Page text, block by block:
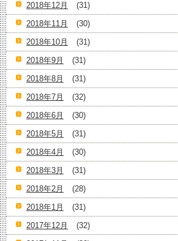
2018年12月
(31)
2018年11月
(30)
2018年10月
(31)
2018年9月
(31)
2018年8月
(31)
2018年7月
(32)
2018年6月
(30)
2018年5月
(31)
2018年4月
(30)
2018年3月
(31)
2018年2月
(28)
2018年1月
(31)
2017年12月
(32)